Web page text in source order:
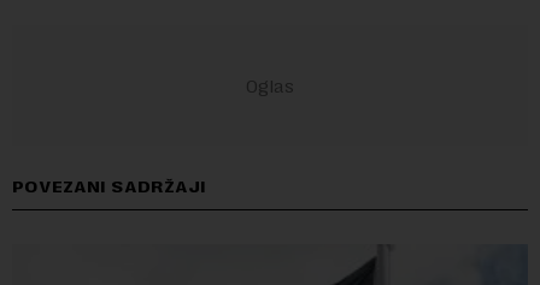
POVEZANI SADRŽAJI